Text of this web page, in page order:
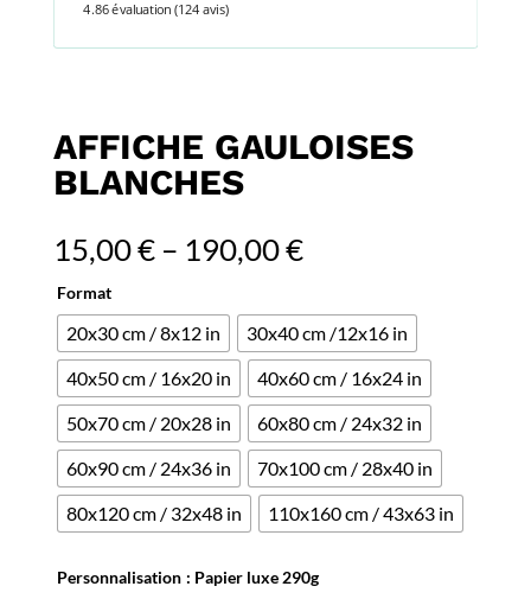
4.86 évaluation (124 avis)
AFFICHE GAULOISES
BLANCHES
15,00€– 190,00€
Format
20x30 cm / 8x12 in
30x40 cm /12x16 in
40x50 cm / 16x20 in
40x60 cm / 16x24 in
50x70 cm / 20x28 in
60x80 cm / 24x32 in
60x90 cm / 24x36 in
70x100 cm / 28x40 in
80x120 cm / 32x48 in
110x160 cm / 43x63 in
Personnalisation : Papier luxe 290g